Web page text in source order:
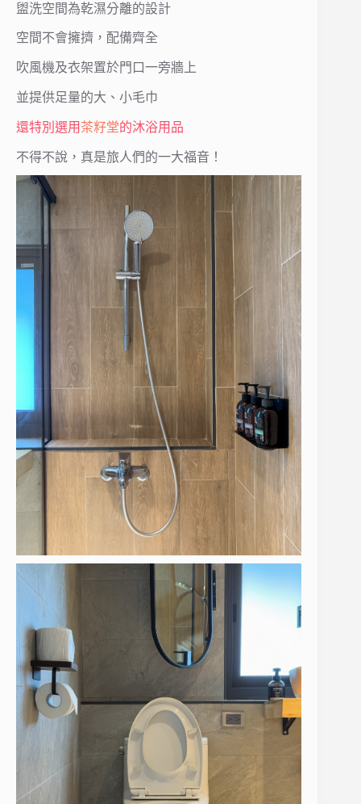
盥洗空間為乾濕分離的設計
空間不會擁擠，配備齊全
吹風機及衣架置於門口一旁牆上
並提供足量的大、小毛巾
還特別選用 茶籽堂的沐浴用品
不得不說，真是旅人們的一大福音！